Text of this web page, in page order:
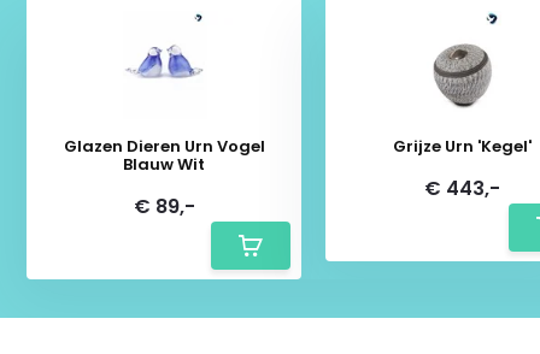
Glazen Dieren Urn Vogel
Blauw Wit
€ 89,-
Grijze Urn 'Kegel'
€ 443,-